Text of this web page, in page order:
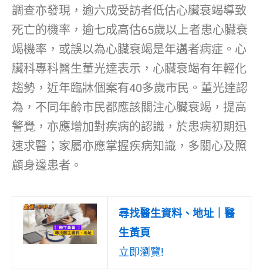
調查亦發現，逾六成受訪者低估心臟衰竭導致
死亡的機率，逾七成高估65歲以上者患心臟衰
竭機率，或誤以為心臟衰竭是年邁者病症。心
臟科專科醫生董光達表示，心臟衰竭有年輕化
趨勢，近年臨牀個案有40多歲市民。董光達認
為，不同年齡市民都應該關注心臟衰竭，提高
警覺，亦應增加對疾病的認識，於患病初期迅
速求醫；家屬亦應掌握疾病知識，多關心及照
顧身邊患者。
尋找醫生資料、地址｜醫
生黃頁
立即瀏覽!